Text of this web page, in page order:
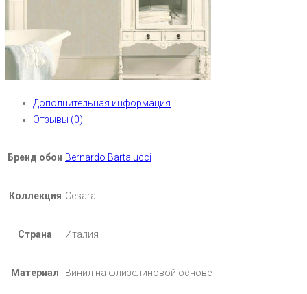
Дополнительная информация
Отзывы (0)
Бренд обои Bernardo Bartalucci
Коллекция Cesara
Страна Италия
Материал Винил на флизелиновой основе